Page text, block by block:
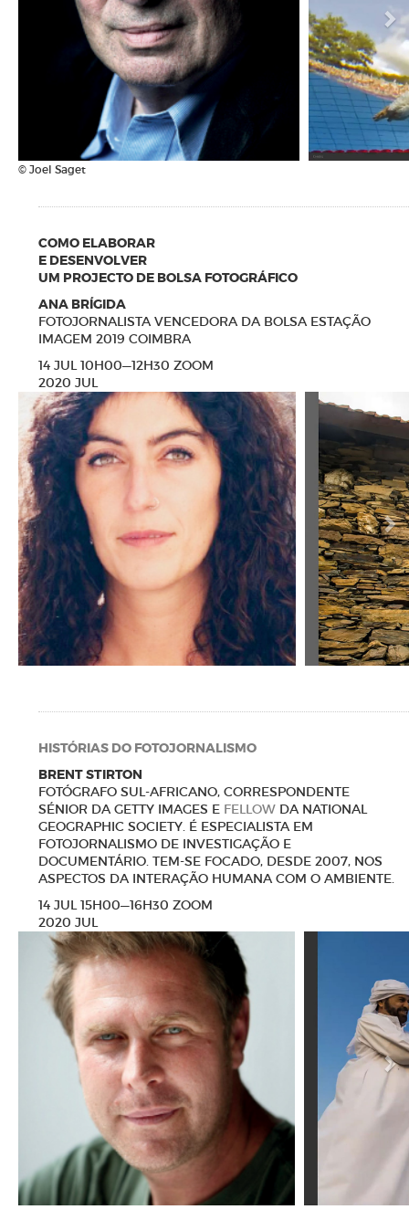
© Joel Saget
COMO ELABORAR
E DESENVOLVER
UM PROJECTO DE BOLSA FOTOGRÁFICO
ANA BRÍGIDA
FOTOJORNALISTA VENCEDORA DA BOLSA ESTAÇÃO
IMAGEM 2019 COIMBRA
14 JUL 10H00—12H30 ZOOM
2020 JUL
HISTÓRIAS DO FOTOJORNALISMO
BRENT STIRTON
FOTÓGRAFO SUL-AFRICANO, CORRESPONDENTE
SÉNIOR DA GETTY IMAGES E FELLOW DA NATIONAL
GEOGRAPHIC SOCIETY. É ESPECIALISTA EM
FOTOJORNALISMO DE INVESTIGAÇÃO E
DOCUMENTÁRIO. TEM-SE FOCADO, DESDE 2007, NOS
ASPECTOS DA INTERAÇÃO HUMANA COM O AMBIENTE.
14 JUL 15H00—16H30 ZOOM
2020 JUL